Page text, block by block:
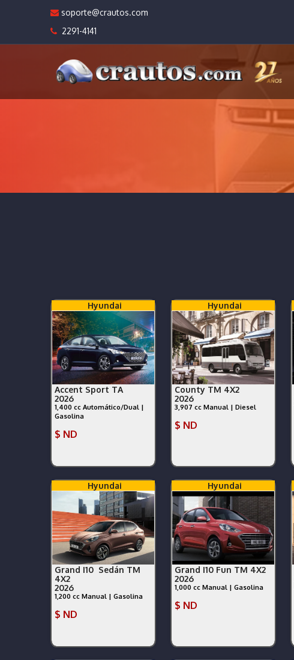
soporte@crautos.com
2291-4141
Hyundai
Accent Sport TA
2026
1,400 cc Automático/Dual |
Gasolina
$ ND
Hyundai
County TM 4X2
2026
3,907 cc Manual | Diesel
$ ND
Hyundai
Grand I10 Sedán TM
4X2
2026
1,200 cc Manual | Gasolina
$ ND
Hyundai
Grand I10 Fun TM 4X2
2026
1,000 cc Manual | Gasolina
$ ND